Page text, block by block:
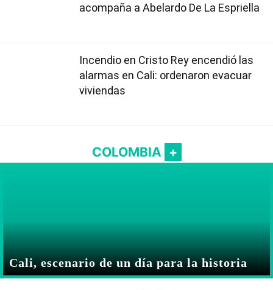
acompaña a Abelardo De La Espriella
Incendio en Cristo Rey encendió las
alarmas en Cali: ordenaron evacuar
viviendas
COLOMBIA
Cali, escenario de un día para la historia